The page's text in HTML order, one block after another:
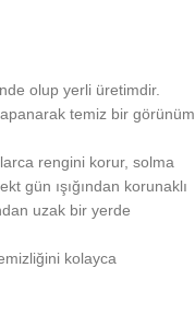
olup yerli üretimdir.
temiz bir görünüm
rengini korur, solma
gün ışığından korunaklı
uzak bir yerde
kolayca